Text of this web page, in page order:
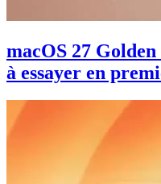
macOS 27
à essayer en